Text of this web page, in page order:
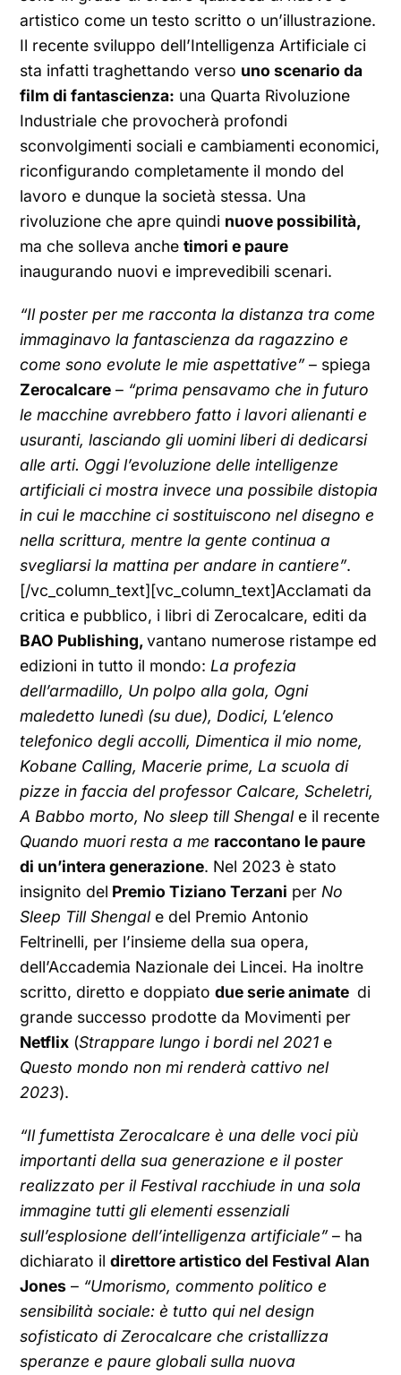
artistico come un testo scritto o un’illustrazione.
Il recente sviluppo dell’Intelligenza Artificiale ci
sta infatti traghettando verso uno scenario da
film di fantascienza: una Quarta Rivoluzione
Industriale che provocherà profondi
sconvolgimenti sociali e cambiamenti economici,
riconfigurando completamente il mondo del
lavoro e dunque la società stessa. Una
rivoluzione che apre quindi nuove possibilità,
ma che solleva anchetimori e paure
inaugurando nuovi e imprevedibili scenari.
“Il poster per me racconta la distanza tra come
immaginavo la fantascienza da ragazzino e
come sono evolute le mie aspettative”– spiega
Zerocalcare – “prima pensavamo che in futuro
le macchine avrebbero fatto i lavori alienanti e
usuranti, lasciando gli uomini liberi di dedicarsi
alle arti. Oggi l’evoluzione delle intelligenze
artificiali ci mostra invece una possibile distopia
in cui le macchine ci sostituiscono nel disegno e
nella scrittura, mentre la gente continua a
svegliarsi la mattina per andare in cantiere”.
[/vc_column_text][vc_column_text]Acclamati da
critica e pubblico, i libri di Zerocalcare, editi da
BAO Publishing,vantano numerose ristampe ed
edizioni in tutto il mondo: La profezia
dell’armadillo, Un polpo alla gola, Ogni
maledetto lunedì (su due), Dodici, L’elenco
telefonico degli accolli, Dimentica il mio nome,
Kobane Calling, Macerie prime, La scuola di
pizze in faccia del professor Calcare, Scheletri,
A Babbo morto, No sleep till Shengal e il recente
Quando muori resta a me raccontano le paure
di un’intera generazione. Nel 2023 è stato
insignito del Premio Tiziano Terzani per No
Sleep Till Shengal e del Premio Antonio
Feltrinelli, per l’insieme della sua opera,
dell’Accademia Nazionale dei Lincei. Ha inoltre
scritto, diretto e doppiatodue serie animate di
grande successo prodotte da Movimenti per
Netflix (Strappare lungo i bordi nel 2021 e
Questo mondo non mi renderà cattivo nel
2023).
“Il fumettista Zerocalcare è una delle voci più
importanti della sua generazione e il poster
realizzato per il Festival racchiude in una sola
immagine tutti gli elementi essenziali
sull’esplosione dell’intelligenza artificiale”– ha
dichiarato ildirettore artistico del Festival Alan
Jones – “Umorismo, commento politico e
sensibilità sociale: è tutto qui nel design
sofisticato di Zerocalcare che cristallizza
speranze e paure globali sulla nuova